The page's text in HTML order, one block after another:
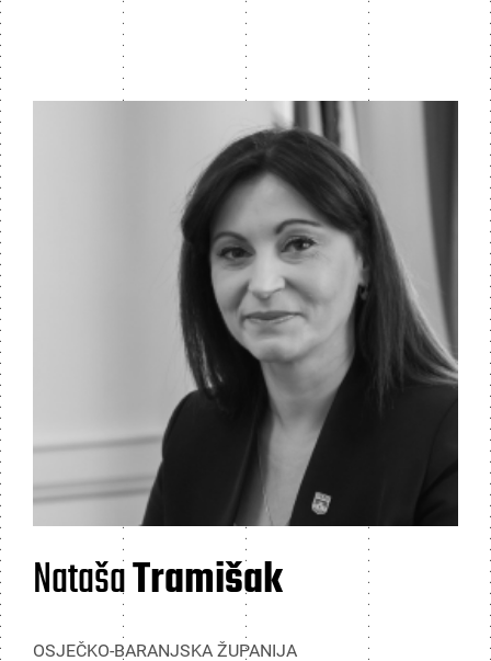
NatašaTramišak
OSJEČKO-BARANJSKA ŽUPANIJA